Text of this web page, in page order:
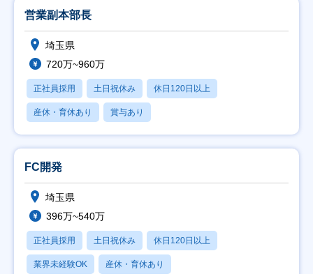
営業副本部長
埼玉県
720万~960万
正社員採用 土日祝休み 休日120日以上
産休・育休あり 賞与あり
FC開発
埼玉県
396万~540万
正社員採用 土日祝休み 休日120日以上
業界未経験OK 産休・育休あり